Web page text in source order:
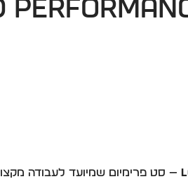
— סט פרימיום שמיועד לעבודה